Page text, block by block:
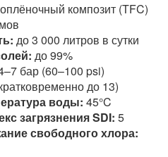
композит (TFC)
до 3 000 литров в сутки
до 99%
бар (60–100 psi)
до 13)
воды: 45°C
загрязнения SDI: 5
свободного хлора: